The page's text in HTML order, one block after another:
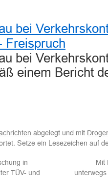
bei
Freispruch
bei
einem Bericht
abgelegt und mit
Setze ein Lesezeichen auf
in
TÜV- und
Mit